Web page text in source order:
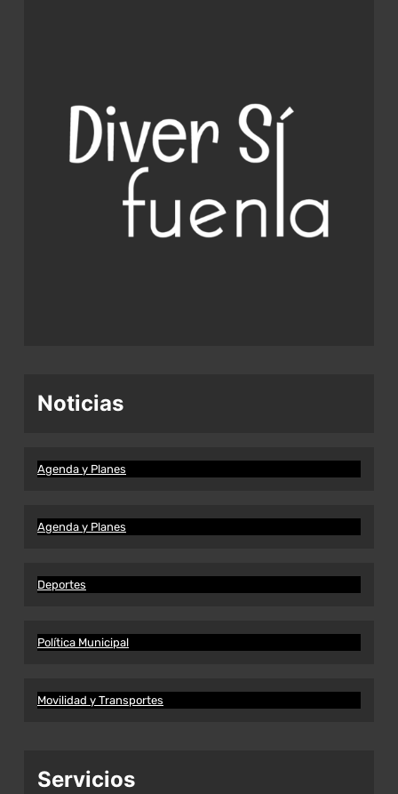
Noticias
Agenda y Planes
Agenda y Planes
Deportes
Política Municipal
Movilidad y Transportes
Servicios